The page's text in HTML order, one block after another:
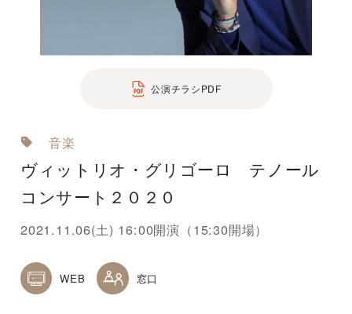
公演チラシPDF
音楽
ヴィットリオ・グリゴーロ テノール
コンサート２０２０
2021.11.06(土) 16:00開演（15:30開場）
WEB 窓口